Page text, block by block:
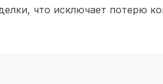
что исключает потерю